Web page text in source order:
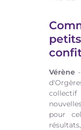
Vérène
collectif
pour